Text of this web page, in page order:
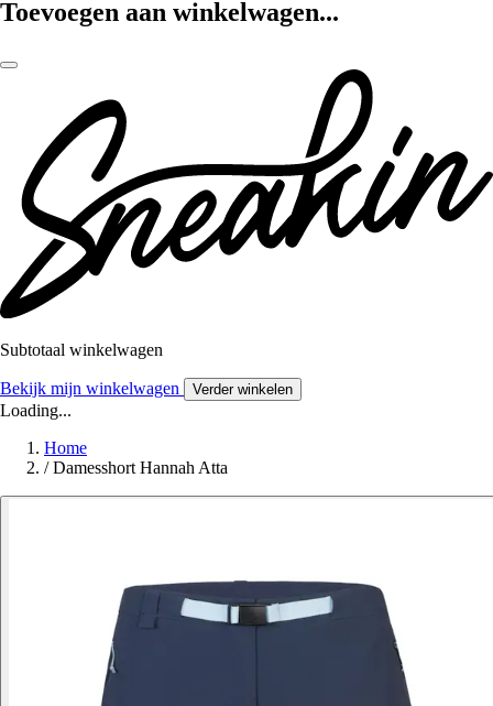
Toevoegen aan winkelwagen...
Subtotaal winkelwagen
Bekijk mijn winkelwagen Verder winkelen
Loading...
Home
/ Damesshort Hannah Atta